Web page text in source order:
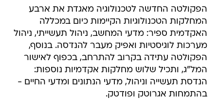
הפקולטה החדשה לטכנולוגיה מאגדת את ארבע
המחלקות הטכנולוגיות הקיימות כיום במכללה
האקדמית ספיר: מדעי המחשב, ניהול תעשייתי, ניהול
מערכות לוגיסטיות ואפיק מעבר להנדסה. בנוסף,
הפקולטה עתידה בקרוב להתרחב, בכפוף לאישור
המל"ג, ותכיל שלוש מחלקות אקדמיות נוספות:
הנדסת תעשייה וניהול, מדעי הנתונים ומדעי החיים -
בהתמחות אגרוטק ופודטק.